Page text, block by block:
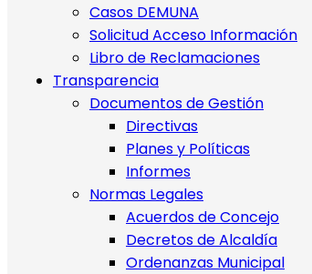
Casos DEMUNA
Solicitud Acceso Información
Libro de Reclamaciones
Transparencia
Documentos de Gestión
Directivas
Planes y Políticas
Informes
Normas Legales
Acuerdos de Concejo
Decretos de Alcaldía
Ordenanzas Municipal